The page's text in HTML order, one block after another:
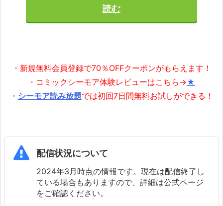
読む
・新規無料会員登録で70％OFFクーポンがもらえます！
・コミックシーモア体験レビューはこちら→★
・ シーモア読み放題では初回7日間無料お試しができる！
配信状況について
2024年3月時点の情報です。現在は配信終了し
ている場合もありますので、詳細は公式ページ
をご確認ください。